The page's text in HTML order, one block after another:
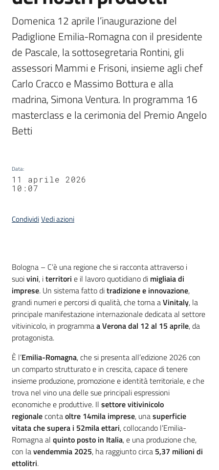
Domenica 12 aprile l’inaugurazione del
Padiglione Emilia-Romagna con il presidente
de Pascale, la sottosegretaria Rontini, gli
assessori Mammi e Frisoni, insieme agli chef
Carlo Cracco e Massimo Bottura e alla
madrina, Simona Ventura. In programma 16
masterclass e la cerimonia del Premio Angelo
Betti
Data:
11 aprile 2026
10:07
CondividiVedi azioni
Contenuto
Bologna – C’è una regione che si racconta attraverso i
suoivini, iterritori e il lavoro quotidiano di migliaia di
imprese. Un sistema fatto ditradizione e innovazione,
grandi numeri e percorsi di qualità, che torna aVinitaly, la
principale manifestazione internazionale dedicata al settore
vitivinicolo, in programmaa Verona dal 12 al 15 aprile, da
protagonista.
È l’Emilia-Romagna, che si presenta all’edizione 2026 con
un comparto strutturato e in crescita, capace di tenere
insieme produzione, promozione e identità territoriale, e che
trova nel vino una delle sue principali espressioni
economiche e produttive. Il settore vitivinicolo
regionalecontaoltre 14mila imprese, unasuperficie
vitata che supera i 52mila ettari, collocando l’Emilia-
Romagna al quinto posto in Italia, e una produzione che,
con lavendemmia 2025, ha raggiunto circa 5,37 milioni di
ettolitri.